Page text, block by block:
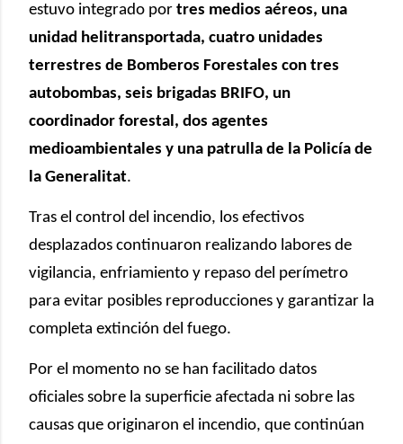
estuvo integrado por tres medios aéreos, una
unidad helitransportada, cuatro unidades
terrestres de Bomberos Forestales con tres
autobombas, seis brigadas BRIFO, un
coordinador forestal, dos agentes
medioambientales y una patrulla de la Policía de
la Generalitat.
Tras el control del incendio, los efectivos
desplazados continuaron realizando labores de
vigilancia, enfriamiento y repaso del perímetro
para evitar posibles reproducciones y garantizar la
completa extinción del fuego.
Por el momento no se han facilitado datos
oficiales sobre la superficie afectada ni sobre las
causas que originaron el incendio, que continúan